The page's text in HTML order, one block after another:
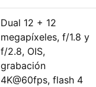
Dual 12 + 12
megapíxeles, f/1.8 y
f/2.8, OIS,
grabación
4K@60fps, flash 4